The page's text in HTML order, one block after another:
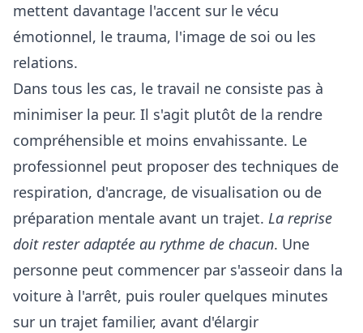
mettent davantage l'accent sur le vécu
émotionnel, le trauma, l'image de soi ou les
relations.
Dans tous les cas, le travail ne consiste pas à
minimiser la peur. Il s'agit plutôt de la rendre
compréhensible et moins envahissante. Le
professionnel peut proposer des techniques de
respiration, d'ancrage, de visualisation ou de
préparation mentale avant un trajet. La reprise
doit rester adaptée au rythme de chacun. Une
personne peut commencer par s'asseoir dans la
voiture à l'arrêt, puis rouler quelques minutes
sur un trajet familier, avant d'élargir